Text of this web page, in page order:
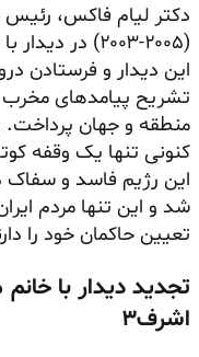
دکتر لیام فاکس،
(۲۰۰۵-۲۰۰۳) در
تشریح پیامدهای مخرب
منطقه و جهان
کنونی تنها یک وقفه
این رژیم فاسد و سفاک
شد و این تنها مردم
تعیین حاکمان خود را
تجدید دیدار با
اشرف۳